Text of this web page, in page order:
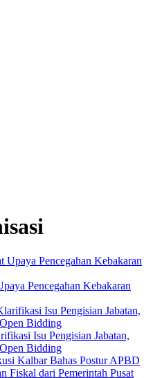
Pencegahan Kebakaran
Isu Pengisian Jabatan,
Bidding